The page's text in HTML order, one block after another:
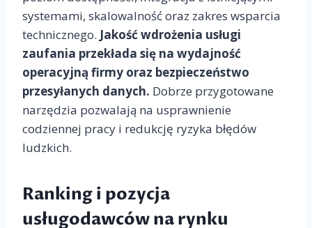
systemami, skalowalność oraz zakres wsparcia
technicznego. Jakość wdrożenia usługi
zaufania przekłada się na wydajność
operacyjną firmy oraz bezpieczeństwo
przesyłanych danych. Dobrze przygotowane
narzędzia pozwalają na usprawnienie
codziennej pracy i redukcję ryzyka błędów
ludzkich.
Ranking i pozycja
usługodawców na rynku